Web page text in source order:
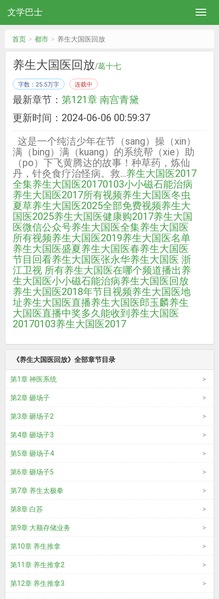
文学巴士
首页 都市 养生大国医回放
养生大国医回放/葛十七
字数：25.5万字 连载中
最新章节： 第121章 南宫青黛
更新时间：2024-06-06 00:59:37
这是一个纯洁少年在节（sang）操（xin）
满（bing）满（kuang）的系统帮（xie）助
（po）下飞黄腾达的故事！种草药，炼仙
丹，针灸食疗治怪病。救...养生大国医2017
全集养生大国医20170103小小磁石能治病
养生大国医2017所有视频养生大国医冬虫
夏草养生大国医2025全部免费视频养生大
国医2025养生大国医健康购2017养生大国
医微信公众号养生大国医全集养生大国医
所有视频养生大国医2019养生大国医名单
养生大国医盛夏养生大国医春养生大国医
节目回看养生大国医张永华养生大国医 浙
江卫视 所有养生大国医在哪个频道播出养
生大国医小小磁石能治病养生大国医回放
养生大国医2018年节目视频养生大国医地
址养生大国医直播养生大国医郎玉麟养生
大国医直播中奖多久能收到 养生大国医
20170103养生大国医2017
《养生大国医回放》全部章节目录
第1章 神医系统
第2章 砸场子
第3章 砸场子2
第4章 砸场子3
第5章 砸场子4
第6章 砸场子5
第7章 养生太极拳
第8章 白苏
第9章 大额存储业务
第10章 养生推拿
第11章 养生推拿2
第12章 养生推拿3